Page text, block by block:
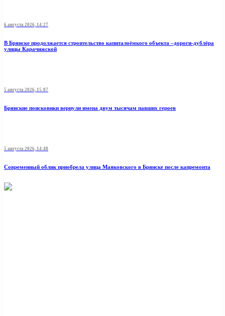
6 августа 2026, 14:27
В Брянске продолжается строительство капиталоёмкого объекта –дороги-дублёра
улицы Карачижской
5 августа 2026, 15:07
Брянские поисковики вернули имена двум тысячам павших героев
5 августа 2026, 14:48
Современный облик приобрела улица Маяковского в Брянске после капремонта